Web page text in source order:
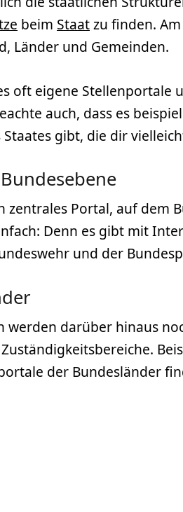
beim Staatzu finden.
Länder und Gemeinden.
oft eigene
auch, dass es
gibt, die dir
zentrales Portal, auf dem
Denn es gibt mit
und der
werden darüber hinaus
der Bundesländer